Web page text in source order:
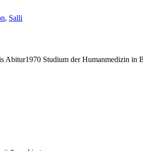
, Salli
Abitur1970 Studium der Humanmedizin